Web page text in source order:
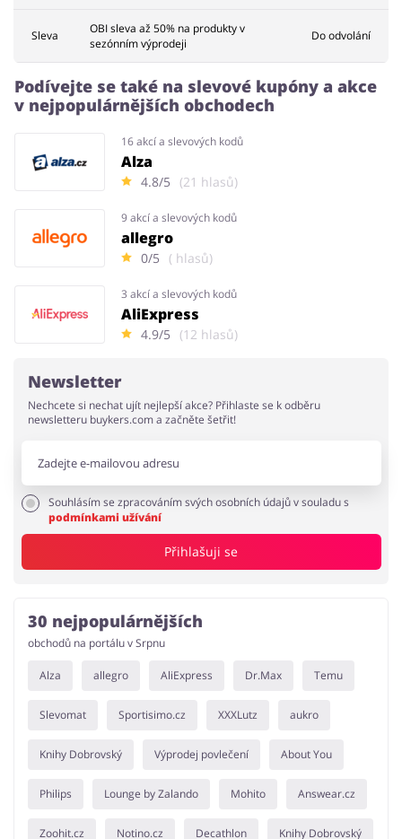
Sleva
OBI sleva až 50% na produkty v
sezónním výprodeji
Do odvolání
Podívejte se také na slevové kupóny a akce
v nejpopulárnějších obchodech
16 akcí a slevových kodů
Alza
4.8/5 (21 hlasů)
9 akcí a slevových kodů
allegro
0/5 ( hlasů)
3 akcí a slevových kodů
AliExpress
4.9/5 (12 hlasů)
Newsletter
Nechcete si nechat ujít nejlepší akce? Přihlaste se k odběru
newsletteru buykers.com a začněte šetřit!
Souhlásím se zpracováním svých osobních údajů v souladu s
podmínkami užívání
Přihlašuji se
30 nejpopulárnějších
obchodů na portálu v Srpnu
Alza allegro AliExpress Dr.Max Temu
Slevomat Sportisimo.cz XXXLutz aukro
Knihy Dobrovský Výprodej povlečení About You
Philips Lounge by Zalando Mohito Answear.cz
Zoohit.cz Notino.cz Decathlon Knihy Dobrovský